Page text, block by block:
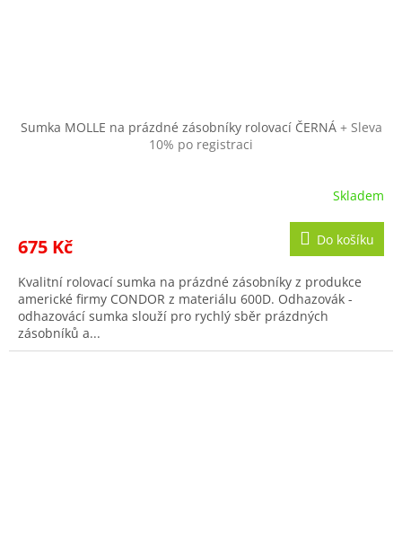
Sumka MOLLE na prázdné zásobníky rolovací ČERNÁ + Sleva
10% po registraci
Skladem
675 Kč Do košíku
Kvalitní rolovací sumka na prázdné zásobníky z produkce
americké firmy CONDOR z materiálu 600D. Odhazovák -
odhazovácí sumka slouží pro rychlý sběr prázdných
zásobníků a...